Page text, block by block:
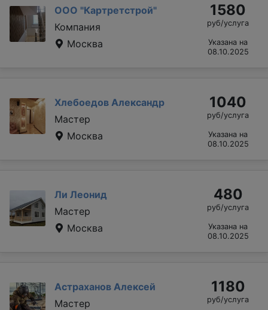
ООО "Картретстрой"
Компания
Москва
1580
руб/услуга
Указана на
08.10.2025
Хлебоедов Александр
Мастер
Москва
1040
руб/услуга
Указана на
08.10.2025
Ли Леонид
Мастер
Москва
480
руб/услуга
Указана на
08.10.2025
Астраханов Алексей
Мастер
1180
руб/услуга